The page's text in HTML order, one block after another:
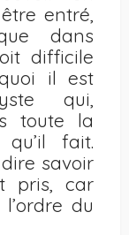
entré,
dans
difficile
il est
qui,
toute la
fait.
savoir
pris, car
du